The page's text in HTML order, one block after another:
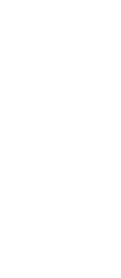
državnosti in